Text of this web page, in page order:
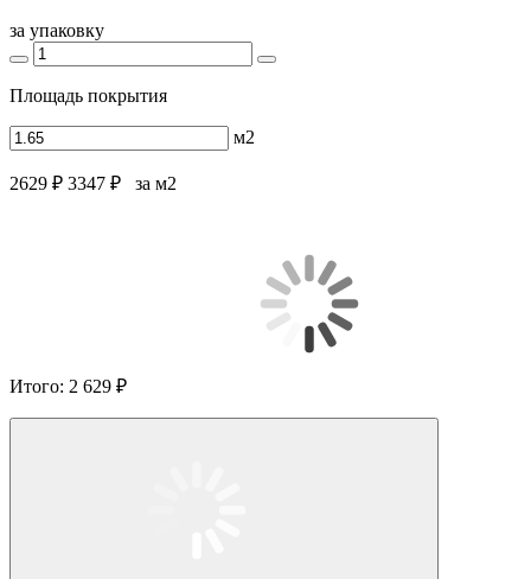
за упаковку
Площадь покрытия
м2
2629 ₽ 3347 ₽ за м2
Итого: 2 629 ₽